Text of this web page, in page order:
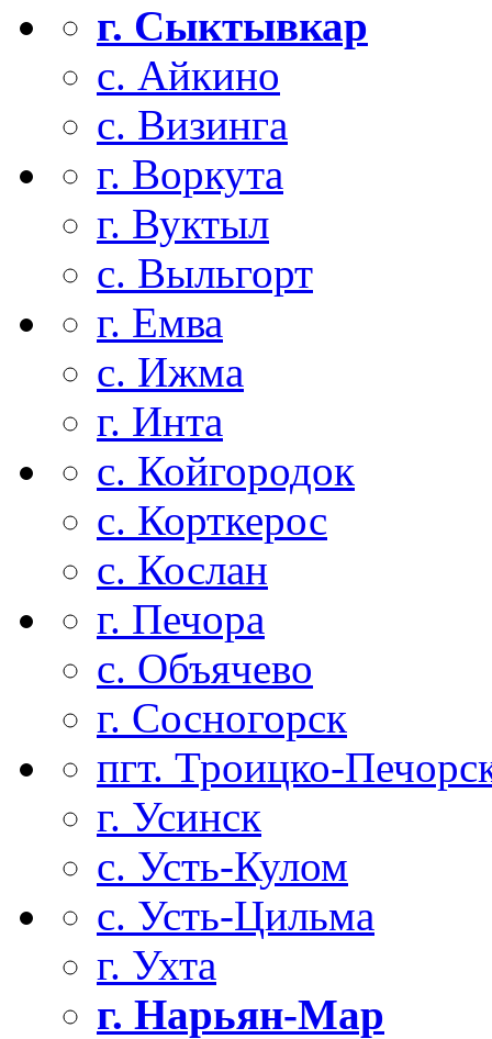
г. Сыктывкар
с. Айкино
с. Визинга
г. Воркута
г. Вуктыл
с. Выльгорт
г. Емва
с. Ижма
г. Инта
с. Койгородок
с. Корткерос
с. Кослан
г. Печора
с. Объячево
г. Сосногорск
пгт. Троицко-
г. Усинск
с. Усть-Кулом
с. Усть-Цильма
г. Ухта
г. Нарьян-Мар